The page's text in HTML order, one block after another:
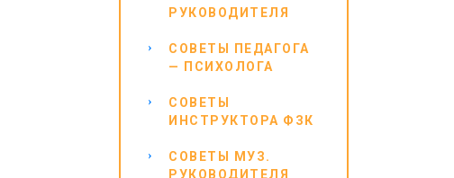
РУКОВОДИТЕЛЯ
СОВЕТЫ ПЕДАГОГА
— ПСИХОЛОГА
СОВЕТЫ
ИНСТРУКТОРА ФЗК
СОВЕТЫ МУЗ.
РУКОВОДИТЕЛЯ